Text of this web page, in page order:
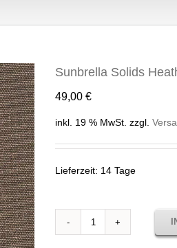
Sunbrella Solids
49,00 €
inkl. 19 % MwSt. zzgl.
Lieferzeit: 14 Tage
Sunbrella